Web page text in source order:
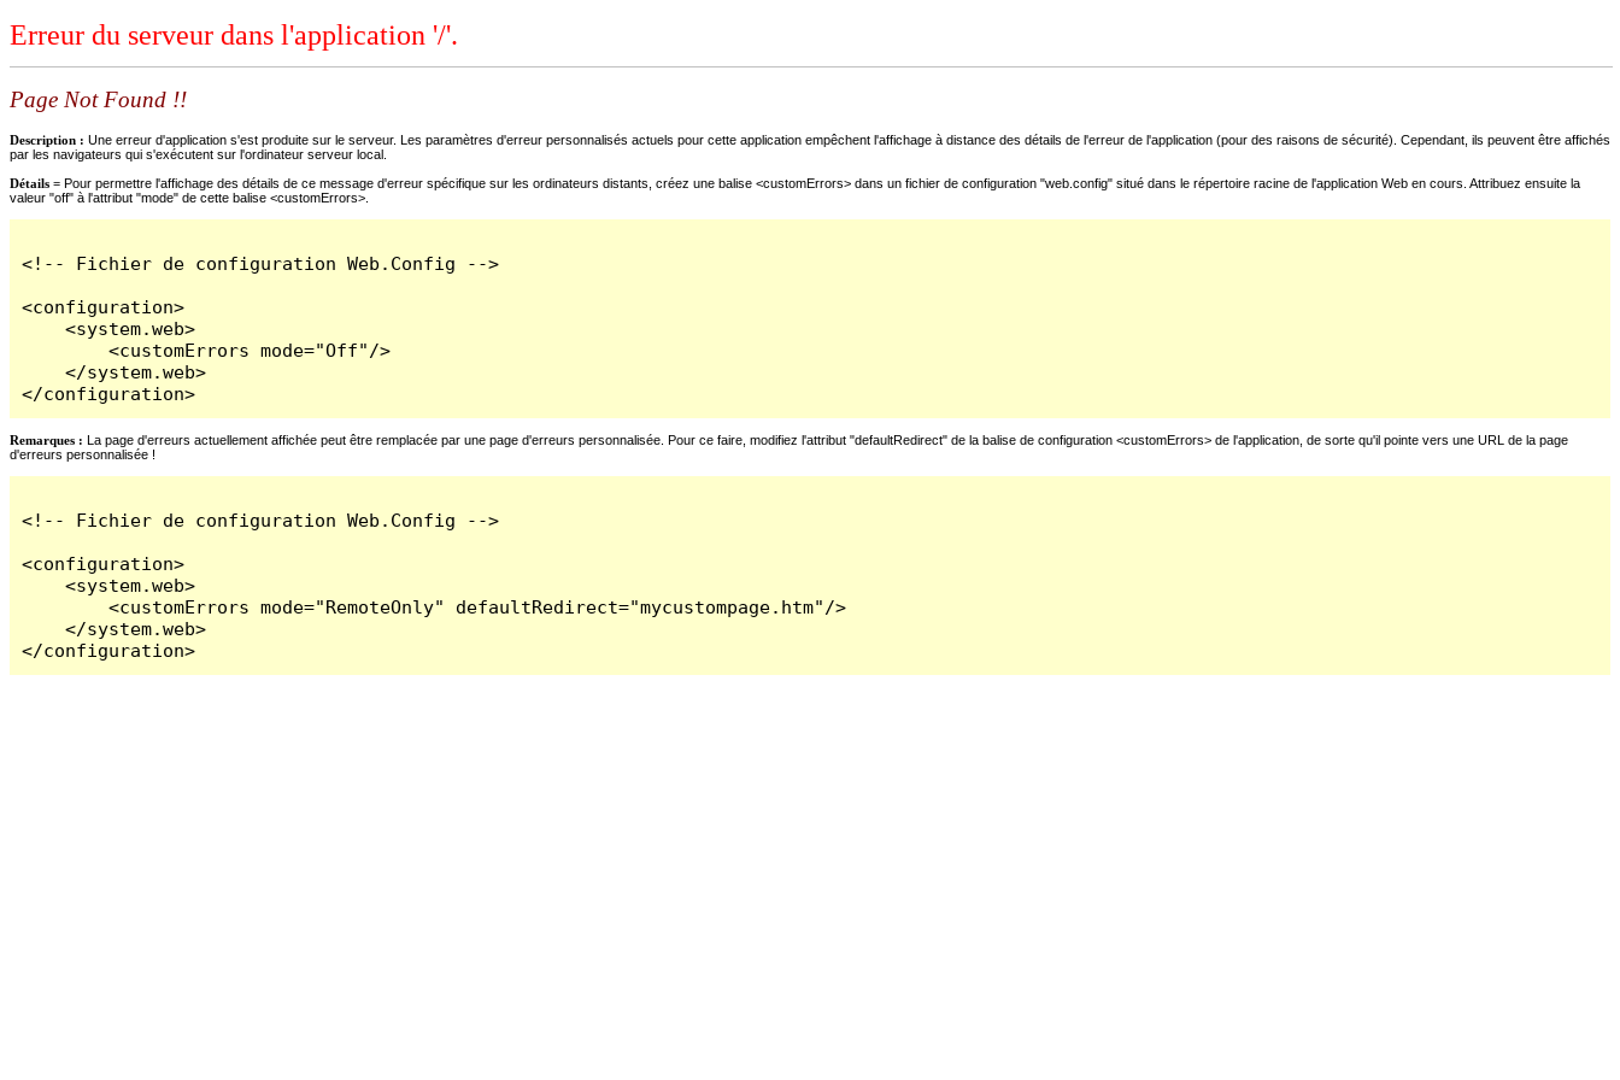
Erreur du serveur dans l'application '/'.
Page Not Found !!
Description : Une erreur d'application s'est produite sur le serveur. Les paramètres d'erreur personnalisés actuels pour cette application empêchent l'affichage à distance des détails de l'erreur de l'application (pour des raisons de sécurité). Cependant, ils peuvent être affichés
par les navigateurs qui s'exécutent sur l'ordinateur serveur local.
Détails = Pour permettre l'affichage des détails de ce message d'erreur spécifique sur les ordinateurs distants, créez une balise <customErrors> dans un fichier de configuration "web.config" situé dans le répertoire racine de l'application Web en cours. Attribuez ensuite la
valeur "off" à l'attribut "mode" de cette balise <customErrors>.
<!-- Fichier de configuration Web.Config -->
<configuration>
    <system.web>
        <customErrors mode="Off"/>
    </system.web>
</configuration>
Remarques : La page d'erreurs actuellement affichée peut être remplacée par une page d'erreurs personnalisée. Pour ce faire, modifiez l'attribut "defaultRedirect" de la balise de configuration <customErrors> de l'application, de sorte qu'il pointe vers une URL de la page
d'erreurs personnalisée !
<!-- Fichier de configuration Web.Config -->
<configuration>
    <system.web>
        <customErrors mode="RemoteOnly" defaultRedirect="mycustompage.htm"/>
    </system.web>
</configuration>